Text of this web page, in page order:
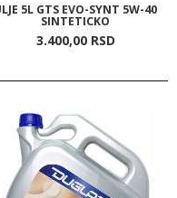
5L GTS EVO-SYNT 5W-40
SINTETICKO
3.400,00 RSD